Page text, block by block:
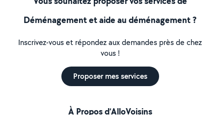
Déménagement et aide au déménagement ?
Inscrivez-vous et répondez aux demandes près de chez
vous !
Proposer mes services
À Propos d’AlloVoisins